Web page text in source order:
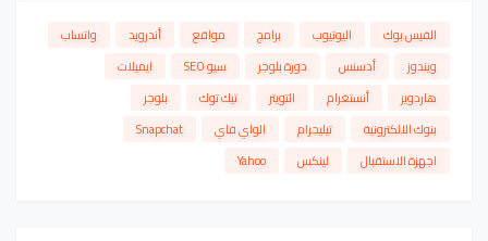
الفيس بوك اليوتيوب برامج مواقع أندرويد
واتساب
ويندوز
أدسنس دورة بلوجر سيو SEO
ايميلات
هاردوير
أنستغرام التويتر تيك توك
بلوجر
بنوك الالكترونية
تيليجرام الواي فاي
Snapchat
اجهزة الاستقبال
لينكس Yahoo